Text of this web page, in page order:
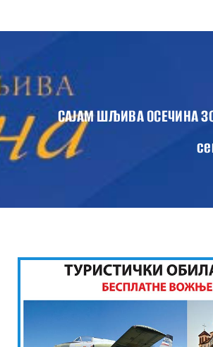
to
О САЈМУ
ПРОГРАМ САЈМА 2024
ВЕСТИ
КОНТАКТ
САЈАМ ШЉИВА ОСЕЧИНА